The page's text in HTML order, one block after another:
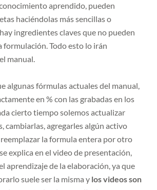
aprendido, pueden
haciéndolas más sencillas o
ingredientes claves que no pueden
formulación. Todo esto lo irán
manual.
algunas fórmulas actuales del manual,
en % con las grabadas en los
cierto tiempo solemos actualizar
cambiarlas, agregarles algún activo
la formula entera por otro
explica en el video de presentación,
aprendizaje de la elaboración, ya que
suele ser la misma y los videos son